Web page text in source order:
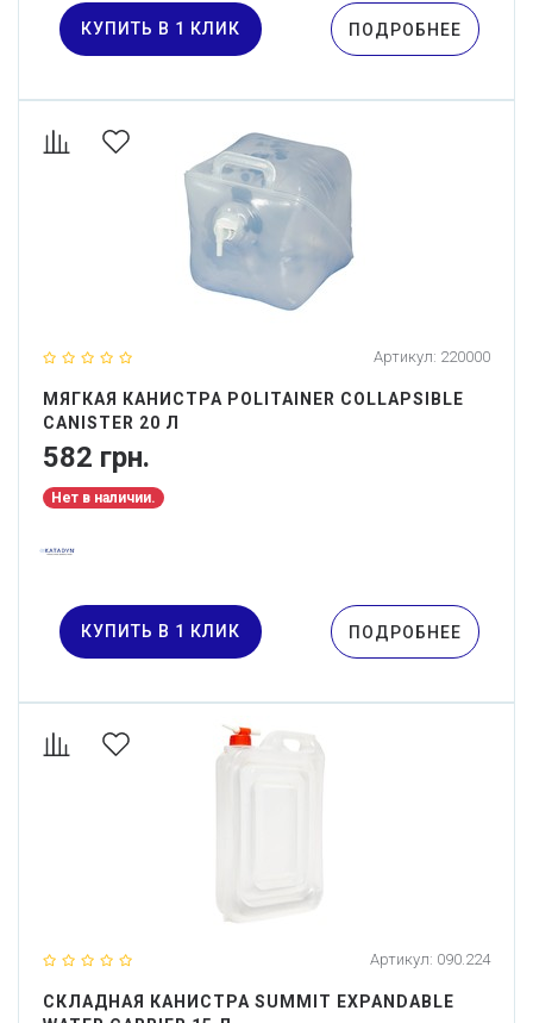
КУПИТЬ В 1 КЛИК ПОДРОБНЕЕ
Артикул: 220000
МЯГКАЯ КАНИСТРА POLITAINER COLLAPSIBLE
CANISTER 20 Л
582 грн.
Нет в наличии.
КУПИТЬ В 1 КЛИК ПОДРОБНЕЕ
Артикул: 090.224
СКЛАДНАЯ КАНИСТРА SUMMIT EXPANDABLE